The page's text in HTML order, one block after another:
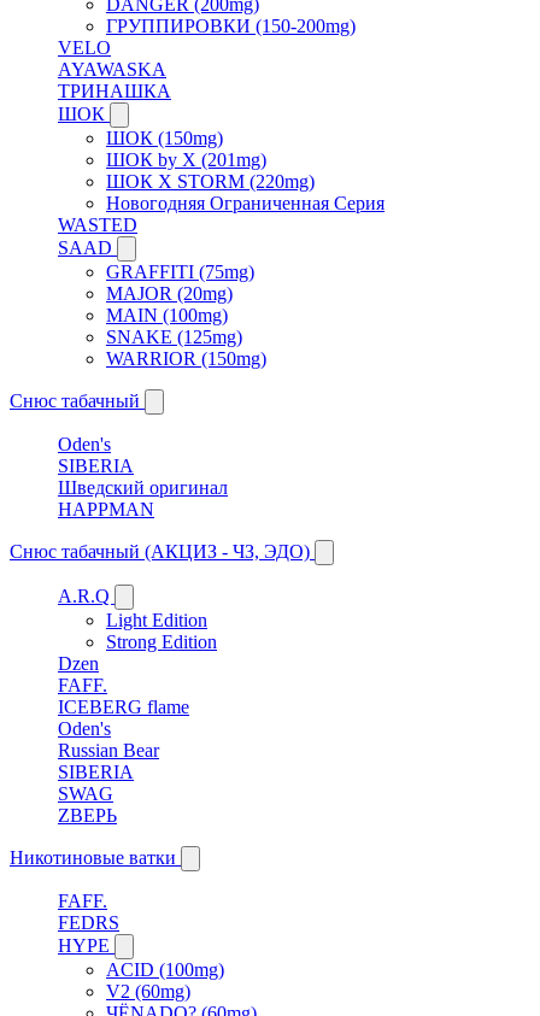
ГРУППИРОВКИ (150-200mg)
VELO
AYAWASKA
ТРИНАШКА
ШОК
ШОК (150mg)
ШОК by X (201mg)
ШОК X STORM (220mg)
Новогодняя Ограниченная Серия
WASTED
SAAD
GRAFFITI (75mg)
MAJOR (20mg)
MAIN (100mg)
SNAKE (125mg)
WARRIOR (150mg)
Снюс табачный
Oden's
SIBERIA
Шведский оригинал
HAPPMAN
Снюс табачный (АКЦИЗ - ЧЗ, ЭДО)
A.R.Q
Light Edition
Strong Edition
Dzen
FAFF.
ICEBERG flame
Oden's
Russian Bear
SIBERIA
SWAG
ZВЕРЬ
Никотиновые ватки
FAFF.
FEDRS
HYPE
ACID (100mg)
V2 (60mg)